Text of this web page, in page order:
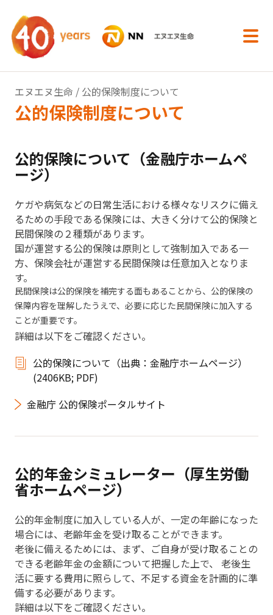
エヌエヌ生命 / 公的保険制度について
公的保険制度について
公的保険について（金融庁ホームペ
ージ）
ケガや病気などの日常生活における様々なリスクに備え
るための手段である保険には、大きく分けて公的保険と
民間保険の２種類があります。
国が運営する公的保険は原則として強制加入である一
方、保険会社が運営する民間保険は任意加入となりま
す。
民間保険は公的保険を補完する面もあることから、公的保険の
保障内容を理解したうえで、必要に応じた民間保険に加入する
ことが重要です。
詳細は以下をご確認ください。
公的保険について（出典：金融庁ホームページ）
(2406KB; PDF)
金融庁 公的保険ポータルサイト
公的年金シミュレーター（厚生労働
省ホームページ）
公的年金制度に加入している人が、一定の年齢になった
場合には、老齢年金を受け取ることができます。
老後に備えるためには、まず、ご自身が受け取ることの
できる老齢年金の金額について把握した上で、 老後生
活に要する費用に照らして、不足する資金を計画的に準
備する必要があります。
詳細は以下をご確認ください。